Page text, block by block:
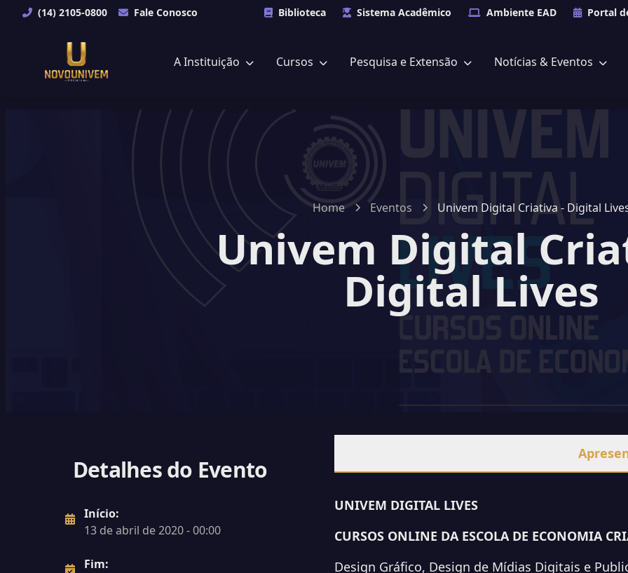
(14) 2105-0800 Fale Conosco Biblioteca Sistema Acadêmico Ambiente EAD Portal
A Instituição Cursos Pesquisa e Extensão Notícias & Eventos
Home Eventos Univem Digital Criativa - Digital
Univem Digital
Digital Lives
Detalhes do Evento
Início:
13 de abril de 2020 - 00:00
Fim:
UNIVEM DIGITAL LIVES
CURSOS ONLINE DA ESCOLA DE ECONOMIA
Design Gráfico, Design de Mídias Digitais e